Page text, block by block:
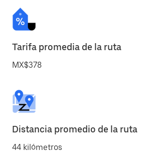
Tarifa promedia de la ruta
MX$378
Distancia promedio de la ruta
44 kilómetros